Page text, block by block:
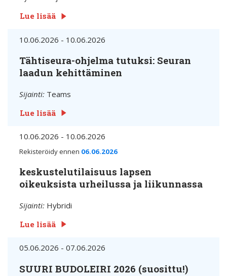
Lue lisää
10.06.2026 - 10.06.2026
Tähtiseura-ohjelma tutuksi: Seuran
laadun kehittäminen
Sijainti: Teams
Lue lisää
10.06.2026 - 10.06.2026
Rekisteröidy ennen 06.06.2026
keskustelutilaisuus lapsen
oikeuksista urheilussa ja liikunnassa
Sijainti: Hybridi
Lue lisää
05.06.2026 - 07.06.2026
SUURI BUDOLEIRI 2026 (suosittu!)